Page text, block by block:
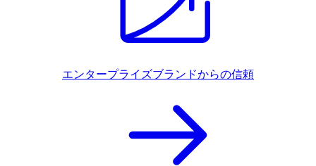
エンタープライズブランドからの信頼